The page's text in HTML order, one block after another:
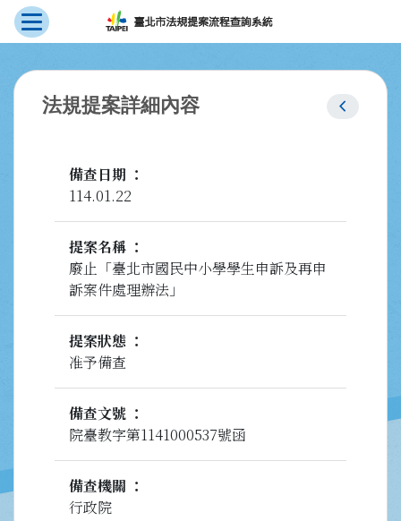
跳到主要內容
展開選單
法規提案詳細內容 chevron_left
備查日期
114.01.22
提案名稱
廢止「臺北市國民中小學學生申訴及再申
訴案件處理辦法」
提案狀態
准予備查
備查文號
院臺教字第1141000537號函
備查機關
行政院